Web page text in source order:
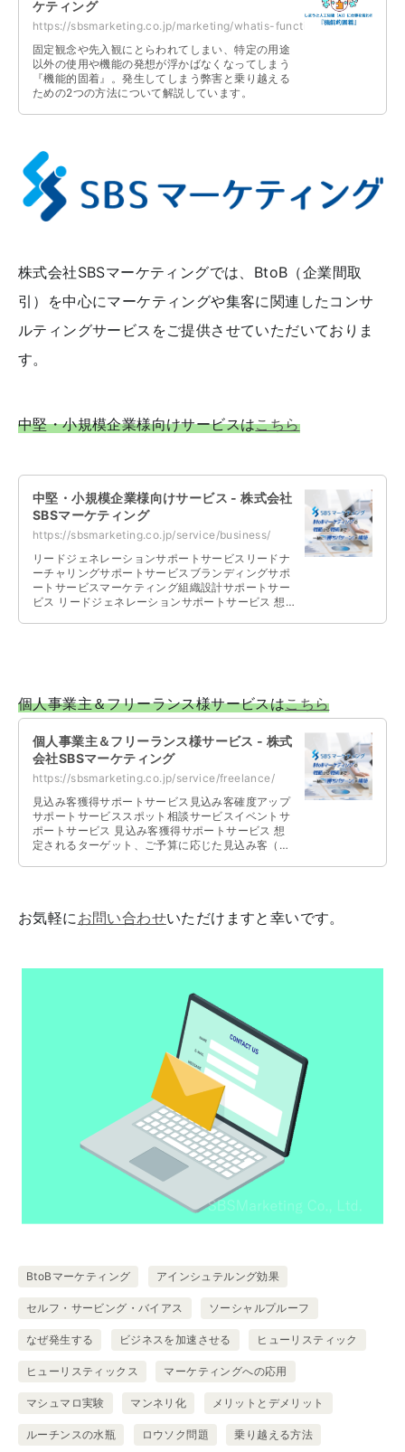
ケティング
固定観念や先入観にとらわれてしまい、特定の用途
以外の使用や機能の発想が浮かばなくなってしまう
『機能的固着』。発生してしまう弊害と乗り越える
ための2つの方法について解説しています。
株式会社SBSマーケティングでは、BtoB（企業間取
引）を中心にマーケティングや集客に関連したコンサ
ルティングサービスをご提供させていただいておりま
す。
中堅・小規模企業様向けサービスはこちら
中堅・小規模企業様向けサービス - 株式会社
SBSマーケティング
https://sbsmarketing.co.jp/service/business/
リードジェネレーションサポートサービスリードナ
ーチャリングサポートサービスブランディングサポ
ートサービスマーケティング組織設計サポートサー
ビス リードジェネレーションサポートサービス 想
個人事業主＆フリーランス様サービスはこちら
個人事業主＆フリーランス様サービス - 株式
会社SBSマーケティング
https://sbsmarketing.co.jp/service/freelance/
見込み客獲得サポートサービス見込み客確度アップ
サポートサービススポット相談サービスイベントサ
ポートサービス 見込み客獲得サポートサービス 想
定されるターゲット、ご予算に応じた見込み客（リ
お気軽にお問い合わせいただけますと幸いです。
BtoBマーケティング アインシュテルング効果
セルフ・サービング・バイアス ソーシャルプルーフ
なぜ発生する ビジネスを加速させる ヒューリスティック
ヒューリスティックス マーケティングへの応用
マシュマロ実験 マンネリ化 メリットとデメリット
ルーチンスの水瓶 ロウソク問題 乗り越える方法